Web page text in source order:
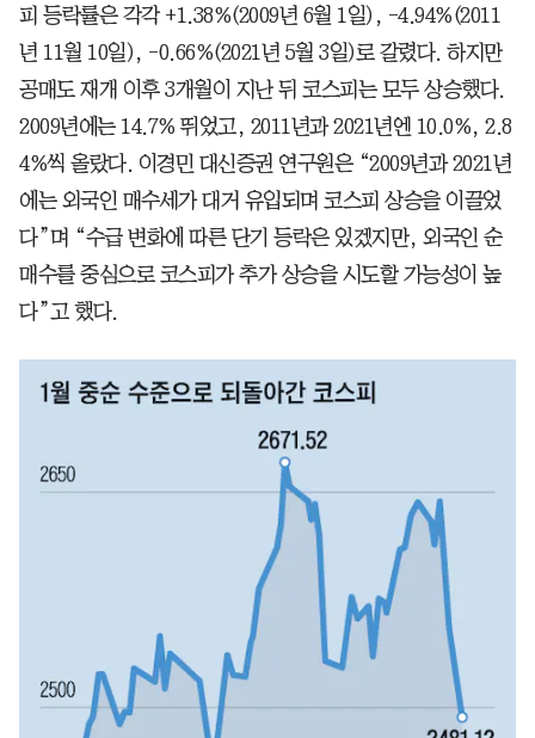
피 등락률은 각각 +1.38%(2009년 6월 1일), -4.94%(2011
년 11월 10일), -0.66%(2021년 5월 3일)로 갈렸다. 하지만
공매도 재개 이후 3개월이 지난 뒤 코스피는 모두 상승했다.
2009년에는 14.7% 뛰었고, 2011년과 2021년엔 10.0%, 2.8
4%씩 올랐다. 이경민 대신증권 연구원은 “2009년과 2021년
에는 외국인 매수세가 대거 유입되며 코스피 상승을 이끌었
다”며 “수급 변화에 따른 단기 등락은 있겠지만, 외국인 순
매수를 중심으로 코스피가 추가 상승을 시도할 가능성이 높
다”고 했다.